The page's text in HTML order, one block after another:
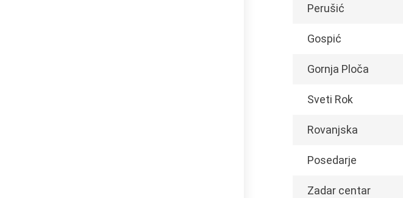
Perušić
Gospić
Gornja Ploča
Sveti Rok
Rovanjska
Posedarje
Zadar centar